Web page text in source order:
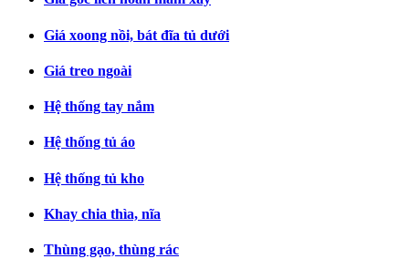
Giá xoong nồi, bát đĩa tủ dưới
Giá treo ngoài
Hệ thống tay nắm
Hệ thống tủ áo
Hệ thống tủ kho
Khay chia thìa, nĩa
Thùng gạo, thùng rác